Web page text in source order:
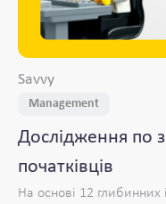
Savvy
Management
Дослідження по
початківців
На основі 12 глибинних